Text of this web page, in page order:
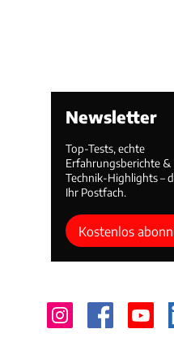
Newsletter
Top-Tests, echte
Erfahrungsberichte &
Technik-Highlights –
Ihr Postfach.
Kostenlos